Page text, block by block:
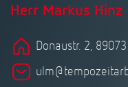
Herr Markus Hinz
Donaustr. 2,